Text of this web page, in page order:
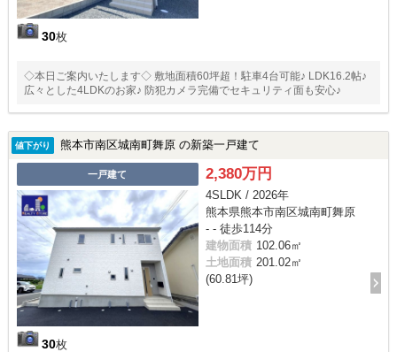
30枚
◇本日ご案内いたします◇ 敷地面積60坪超！駐車4台可能♪ LDK16.2帖♪
広々とした4LDKのお家♪ 防犯カメラ完備でセキュリティ面も安心♪
値下がり 熊本市南区城南町舞原 の新築一戸建て
一戸建て
30枚
2,380万円
4SLDK / 2026年
熊本県熊本市南区城南町舞原
- - 徒歩114分
建物面積 102.06㎡
土地面積 201.02㎡
(60.81坪)